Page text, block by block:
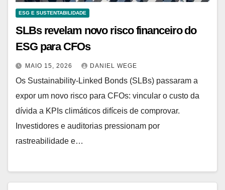
ESG E SUSTENTABILIDADE
SLBs revelam novo risco financeiro do
ESG para CFOs
MAIO 15, 2026 DANIEL WEGE
Os Sustainability-Linked Bonds (SLBs) passaram a
expor um novo risco para CFOs: vincular o custo da
dívida a KPIs climáticos difíceis de comprovar.
Investidores e auditorias pressionam por
rastreabilidade e…